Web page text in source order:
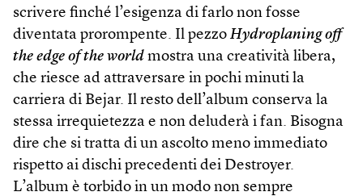
scrivere finché l’esigenza di farlo non fosse
diventata prorompente. Il pezzo Hydroplaning off
the edge of the world mostra una creatività libera,
che riesce ad attraversare in pochi minuti la
carriera di Bejar. Il resto dell’album conserva la
stessa irrequietezza e non deluderà i fan. Bisogna
dire che si tratta di un ascolto meno immediato
rispetto ai dischi precedenti dei Destroyer.
L’album è torbido in un modo non sempre